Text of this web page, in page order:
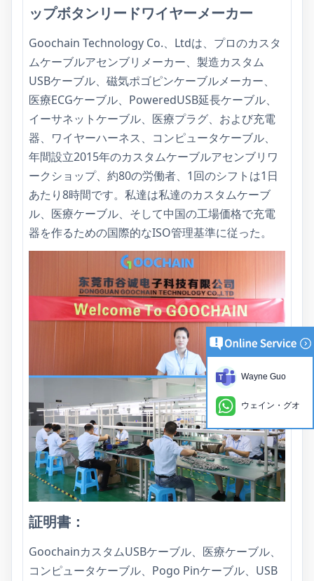
ップボタンリードワイヤーメーカー
Goochain Technology Co.、Ltdは、プロのカスタ
ムケーブルアセンブリメーカー、製造カスタム
USBケーブル、磁気ポゴピンケーブルメーカー、
医療ECGケーブル、PoweredUSB延長ケーブル、
イーサネットケーブル、医療プラグ、および充電
器、ワイヤーハーネス、コンピュータケーブル、
年間設立2015年のカスタムケーブルアセンブリワ
ークショップ、約80の労働者、1回のシフトは1日
あたり8時間です。私達は私達のカスタムケーブ
ル、医療ケーブル、そして中国の工場価格で充電
器を作るための国際的なISO管理基準に従った。
証明書：
GoochainカスタムUSBケーブル、医療ケーブル、
コンピュータケーブル、Pogo Pinケーブル、USB
Wayne Guo
ウェイン・グオ